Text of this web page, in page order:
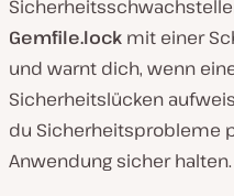
Gemfile.lock mit einer
und warnt dich, wenn
Sicherheitslücken
du Sicherheitsprobleme
Anwendung sicher halten.